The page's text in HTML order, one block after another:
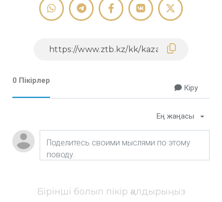
0 Пікірлер
Кіру
Ең жаңасы
Бірінші болып пікір қалдырыңыз